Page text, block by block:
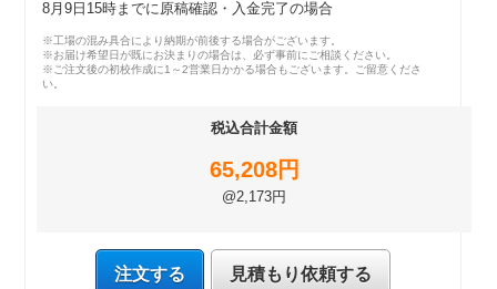
8月9日15時までに原稿確認・入金完了の場合
※工場の混み具合により納期が前後する場合がございます。
※お届け希望日が既にお決まりの場合は、必ず事前にご相談ください。
※ご注文後の初校作成に1～2営業日かかる場合もございます。ご留意くださ
い。
税込合計金額
65,208円
@2,173円
注文する 見積もり依頼する